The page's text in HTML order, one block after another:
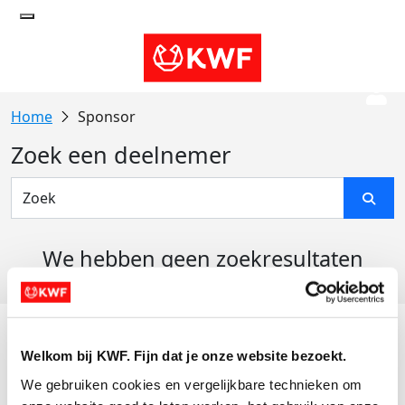
Welkom bij KWF. Fijn dat je onze website bezoekt.
We gebruiken cookies en vergelijkbare technieken om
Sponsor
Zoek een deelnemer
We hebben geen zoekresultaten
Actiematerialen
Evenementen